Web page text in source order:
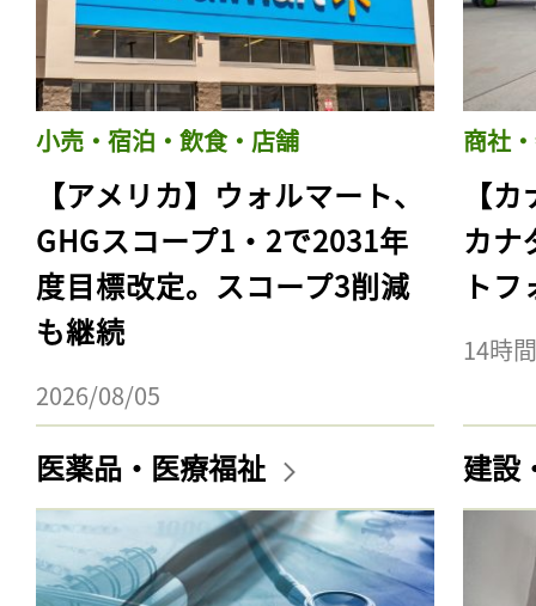
小売・宿泊・飲食・店舗
【アメリカ】ウォルマート、
GHGスコープ1・2で2031年
度目標改定。スコープ3削減
も継続
2026/08/05
商社
【
カナ
ト
14時
医薬品・医療福祉 建設